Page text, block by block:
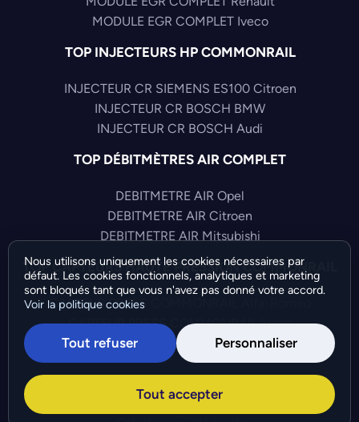
MODULE EGR COMPLET Iveco
TOP INJECTEURS HP COMMONRAIL
INJECTEUR CR SIEMENS ES100 Citroen
INJECTEUR CR BOSCH BMW
INJECTEUR CR BOSCH Audi
TOP DÉBITMÈTRES AIR COMPLET
DEBITMETRE AIR Opel
DEBITMETRE AIR Citroen
DEBITMETRE AIR Mitsubishi
TOP CAPTEURS HAUTE PRESSION COMMONRAIL
CAPTEUR PRESS COMMONRAIL Alfa-Romeo
CAPTEUR PRESS COMMONRAIL Iveco
CAPTEUR PRESS COMMONRAIL Audi
©Bresch SAS - Copyright 2026 - Tous droits réservés -
Préférences de cookies-Gérer mes cookies
Nous utilisons uniquement les cookies nécessaires par
défaut. Les cookies fonctionnels, analytiques et marketing
sont bloqués tant que vous n'avez pas donné votre accord.
Voir la politique cookies
Tout refuser Personnaliser
Tout accepter